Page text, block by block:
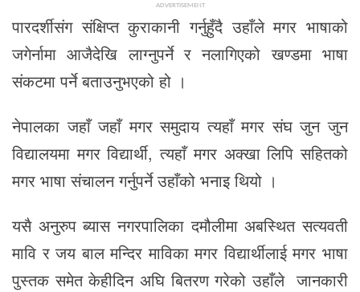
ADVERTISEMENT
पारदर्शीसंग संक्षिप्त कुराकानी गर्नुहुँदै उहाँले मगर भाषाको
जगेर्नामा आजैदेखि लाग्नुपर्ने र नलागिएको खण्डमा भाषा
संकटमा पर्ने बताउनुभएको हो ।
नेपालका जहाँ जहाँ मगर समुदाय त्यहाँ मगर संघ जुन जुन
विद्यालयमा मगर विद्यार्थी, त्यहाँ मगर अक्खा लिपि सहितको
मगर भाषा संचालन गर्नुपर्ने उहाँको भनाइ थियो ।
यसै अनुरुप ब्यास नगरपालिका दमौलीमा अबस्थित सत्यवती
मावि र जय बाल मन्दिर माविका मगर विद्यार्थीलाई मगर भाषा
पुस्तक समेत केहीदिन अघि बितरण गरेको उहाँले जानकारी